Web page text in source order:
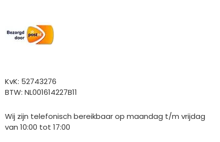
KvK: 52743276
BTW: NL001614227B11
Wij zijn telefonisch bereikbaar op maandag t/m vrijdag
van 10:00 tot 17:00